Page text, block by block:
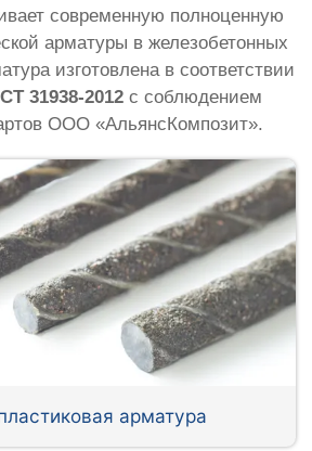
современную полноценную
арматуры в железобетонных
изготовлена в соответствии
31938-2012 с соблюдением
ООО «АльянсКомпозит».
арматура